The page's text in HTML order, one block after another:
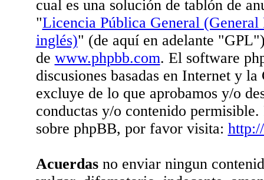
cual es una solución de tablón de
"Licencia Pública General (General
inglés)" (de aquí en adelante
de www.phpbb.com. El software
discusiones basadas en Internet y
excluye de lo que aprobamos y/o
conductas y/o contenido
sobre phpBB, por favor visita:
Acuerdasno enviar ningun